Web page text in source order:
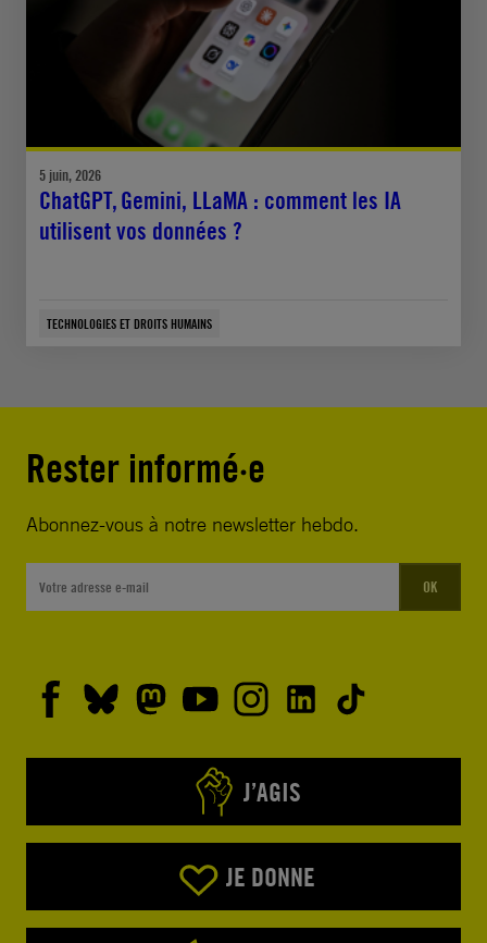
5 juin, 2026
ChatGPT, Gemini, LLaMA : comment les IA
utilisent vos données ?
TECHNOLOGIES ET DROITS HUMAINS
Rester informé·e
Abonnez-vous à notre newsletter hebdo.
OK
J’AGIS
JE DONNE